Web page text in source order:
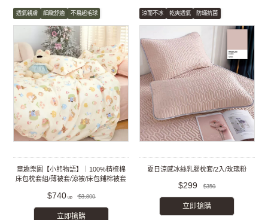
透氣親膚 細緻舒適 不易起毛球
童趣樂園【小熊物語】｜100%精梳棉
床包枕套組/薄被套/涼被/床包鋪棉被套
$740 $3,800
立即搶購
涼而不冰 乾爽透氣 防蟎抗菌
夏日涼感冰絲乳膠枕套/2入/玫瑰粉
$299 $350
立即搶購